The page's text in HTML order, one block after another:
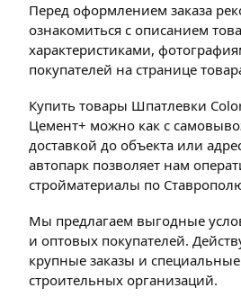
Перед оформлением заказа
ознакомиться с описанием
характеристиками,
покупателей на странице
Купить товары Шпатлевки
Цемент+ можно как с
доставкой до объекта или
автопарк позволяет нам
стройматериалы по
Мы предлагаем выгодные
и оптовых покупателей.
крупные заказы и
строительных организаций.